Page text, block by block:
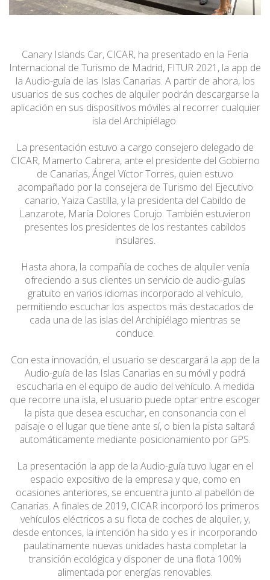
Canary Islands Car, CICAR, ha presentado en la Feria
Internacional de Turismo de Madrid, FITUR 2021, la app de
la Audio-guía de las Islas Canarias. A partir de ahora, los
usuarios de sus coches de alquiler podrán descargarse la
aplicación en sus dispositivos móviles al recorrer cualquier
isla del Archipiélago.
La presentación estuvo a cargo consejero delegado de
CICAR, Mamerto Cabrera, ante el presidente del Gobierno
de Canarias, Ángel Víctor Torres, quien estuvo
acompañado por la consejera de Turismo del Ejecutivo
canario, Yaiza Castilla, y la presidenta del Cabildo de
Lanzarote, María Dolores Corujo. También estuvieron
presentes los presidentes de los restantes cabildos
insulares.
Hasta ahora, la compañía de coches de alquiler venía
ofreciendo a sus clientes un servicio de audio-guías
gratuito en varios idiomas incorporado al vehículo,
permitiendo escuchar los aspectos más destacados de
cada una de las islas del Archipiélago mientras se
conduce.
Con esta innovación, el usuario se descargará la app de la
Audio-guía de las Islas Canarias en su móvil y podrá
escucharla en el equipo de audio del vehículo. A medida
que recorre una isla, el usuario puede optar entre escoger
la pista que desea escuchar, en consonancia con el
paisaje o el lugar que tiene ante sí, o bien la pista saltará
automáticamente mediante posicionamiento por GPS.
La presentación la app de la Audio-guía tuvo lugar en el
espacio expositivo de la empresa y que, como en
ocasiones anteriores, se encuentra junto al pabellón de
Canarias. A finales de 2019, CICAR incorporó los primeros
vehículos eléctricos a su flota de coches de alquiler, y,
desde entonces, la intención ha sido y es ir incorporando
paulatinamente nuevas unidades hasta completar la
transición ecológica y disponer de una flota 100%
alimentada por energías renovables.